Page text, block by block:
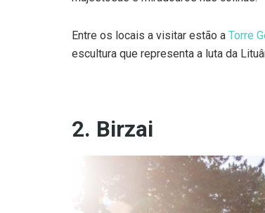
Entre os locais a visitar estão a Torre
escultura que representa a luta da
2. Birzai